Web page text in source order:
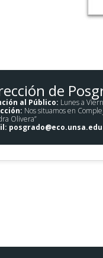
de
al Público: Lunes a
Nos situamos en
Olivera”